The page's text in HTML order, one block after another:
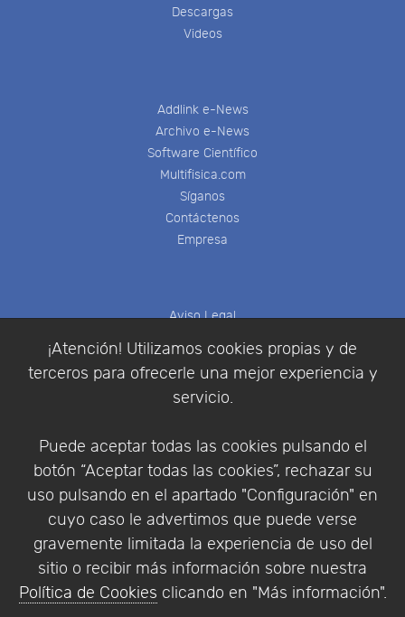
¡Atención! Utilizamos cookies propias y de
terceros para ofrecerle una mejor experiencia y
servicio.
Puede aceptar todas las cookies pulsando el
botón “Aceptar todas las cookies”, rechazar su
uso pulsando en el apartado "Configuración" en
cuyo caso le advertimos que puede verse
gravemente limitada la experiencia de uso del
sitio o recibir más información sobre nuestra
Política de Cookies clicando en "Más información".
Descargas
Videos
Addlink e-News
Archivo e-News
Software Científico
Multifisica.com
Síganos
Contáctenos
Empresa
Aviso Legal
Política de Privacidad
Condiciones de compra
Identificarse
Empresa|Aviso Legal| Política de Privacidad |
Política de Cookies
© Copyright 1994 - 2026. Addlink Software
Científico, S.L.